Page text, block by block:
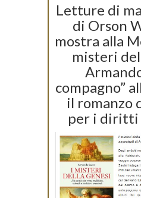
Letture di
di Orson
mostra alla
misteri
compagno”
il romanzo
per i diritti